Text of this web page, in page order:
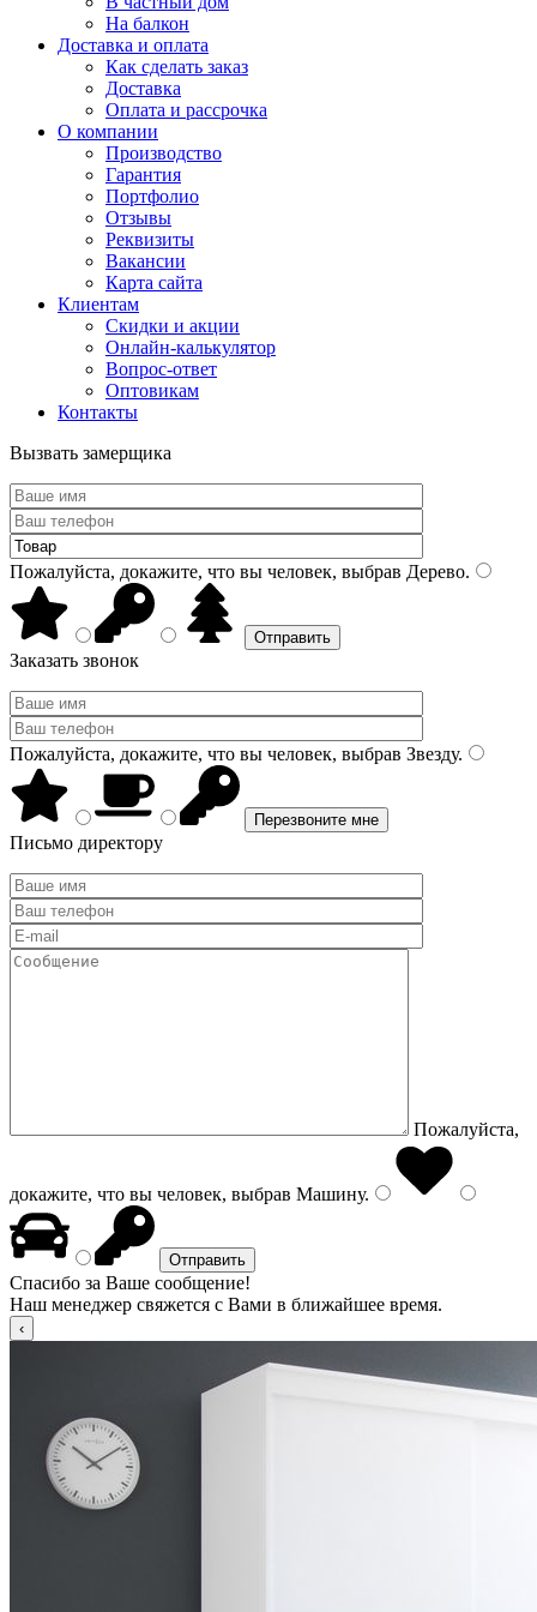
На балкон
Доставка и оплата
Как сделать заказ
Доставка
Оплата и рассрочка
О компании
Производство
Гарантия
Портфолио
Отзывы
Реквизиты
Вакансии
Карта сайта
Клиентам
Скидки и акции
Онлайн-калькулятор
Вопрос-ответ
Оптовикам
Контакты
Вызвать замерщика
Пожалуйста, докажите, что вы человек, выбрав Дерево.
Заказать звонок
Пожалуйста, докажите, что вы человек, выбрав Звезду.
Письмо директору
Пожалуйста,
докажите, что вы человек, выбрав Машину.
Спасибо за Ваше сообщение!
Наш менеджер свяжется с Вами в ближайшее время.